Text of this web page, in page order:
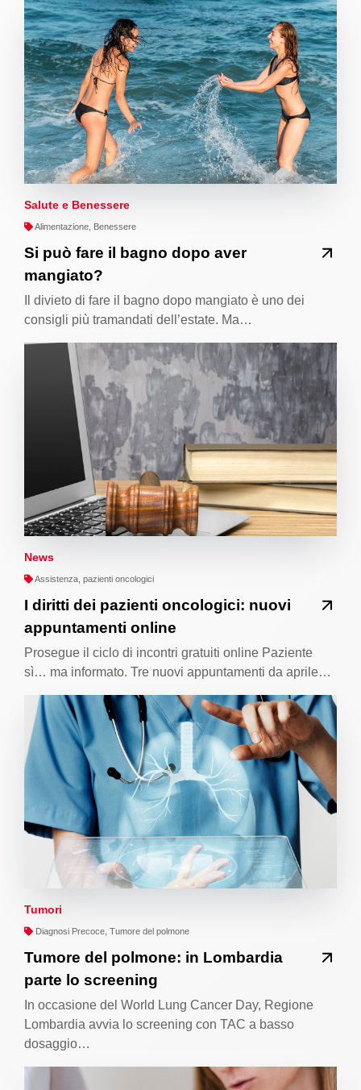
Salute e Benessere
Alimentazione, Benessere
Si può fare il bagno dopo aver
mangiato?
Il divieto di fare il bagno dopo mangiato è uno dei
consigli più tramandati dell’estate. Ma…
News
Assistenza, pazienti oncologici
I diritti dei pazienti oncologici: nuovi
appuntamenti online
Prosegue il ciclo di incontri gratuiti online Paziente
sì… ma informato. Tre nuovi appuntamenti da aprile…
Tumori
Diagnosi Precoce, Tumore del polmone
Tumore del polmone: in Lombardia
parte lo screening
In occasione del World Lung Cancer Day, Regione
Lombardia avvia lo screening con TAC a basso
dosaggio…